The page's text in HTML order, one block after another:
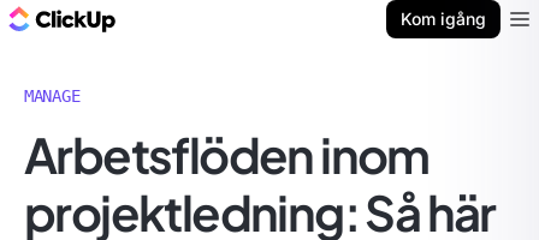
Kom igång
MANAGE
Arbetsflöden inom
projektledning: Så här